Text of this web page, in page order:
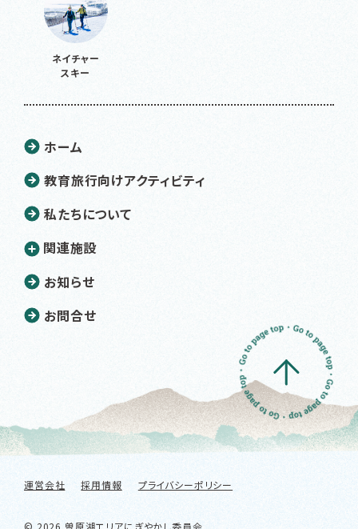
ネイチャー
スキー
ホーム
教育旅行向けアクティビティ
私たちについて
関連施設
お知らせ
お問合せ
運営会社 採用情報 プライバシーポリシー
© 2026 曽原湖エリアにぎやかし委員会